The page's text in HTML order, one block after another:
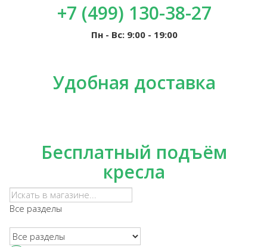
+7 (499) 130-38-27
Пн - Вс: 9:00 - 19:00
Удобная доставка
Бесплатный подъём
кресла
Все разделы